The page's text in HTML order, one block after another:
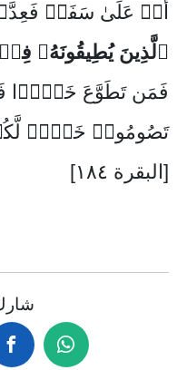
أَوۡ عَلَىٰ سَفَرࣲ
ٱلَّذِینَ یُطِیقُونَهُۥ
فَمَن تَطَوَّعَ خَیۡرࣰا
تَصُومُوا۟ خَیۡرࣱ
[البقرة ١٨٤]